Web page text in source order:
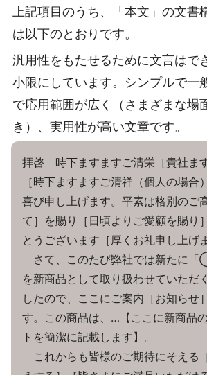
上記項目のうち、「本文」の文書
は以下のとおりです。
汎用性をもたせるために文言はで
小限にしています。シンプルで一
で応用範囲が広く（さまざまな場
き）、実用性が高い文章です。
拝啓 時下ますますご清栄［貴社ます
［時下ますますご清祥（個人の場合
喜び申し上げます。平素は格別のご
て］を賜り［日頃よりご愛顧を賜り
とうございます［厚くお礼申し上げ
さて、このたび弊社では新た
を新商品として取り扱わせていただ
したので、ここにご案内［お知らせ
す。この商品は、…【ここに新商品
トを簡潔に記載します】。
これからも皆様のご期待にそえる